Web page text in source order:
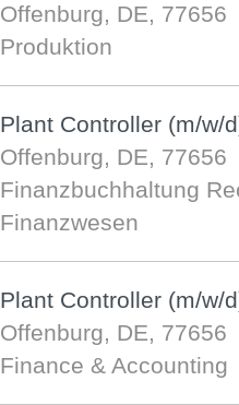
Offenburg, DE, 77656
Produktion
Plant Controller (m/w/
Offenburg, DE, 77656
Finanzbuchhaltung
Finanzwesen
Plant Controller (m/w/
Offenburg, DE, 77656
Finance & Accounting